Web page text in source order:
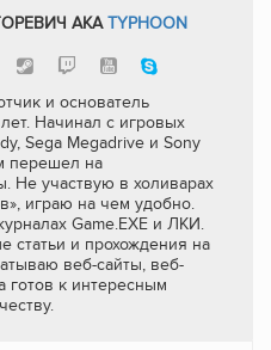
AKATYPHOON
и основатель
Начинал с игровых
Sega Megadrive и Sony
перешел на
Не участвую в холиварах
играю на чем удобно.
Game.EXE и ЛКИ.
статьи и прохождения на
веб-сайты, веб-
готов к интересным